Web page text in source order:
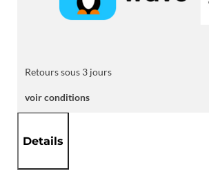
Retours sous 3 jours
voir conditions
Details